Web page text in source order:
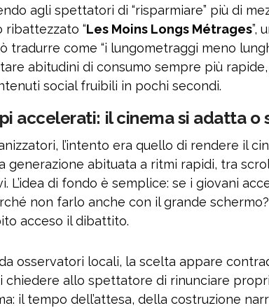
agli spettatori di “risparmiare” più di
“Les Moins Longs Métrages”,
tradurre come “i lungometraggi meno
abitudini di consumo sempre più
social fruibili in pochi secondi.
accelerati: il cinema si adatta o
l’intento era quello di rendere il
generazione abituata a ritmi rapidi, tra
L’idea di fondo è semplice: se i giovani
non farlo anche con il grande
acceso il dibattito.
osservatori locali, la scelta appare
chiedere allo spettatore di rinunciare
il tempo dell’attesa, della costruzione